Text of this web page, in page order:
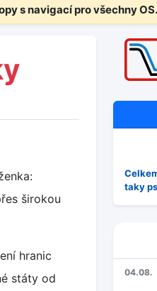
s navigací pro všechny
širokou
hranic
státy od
taky
04.08.